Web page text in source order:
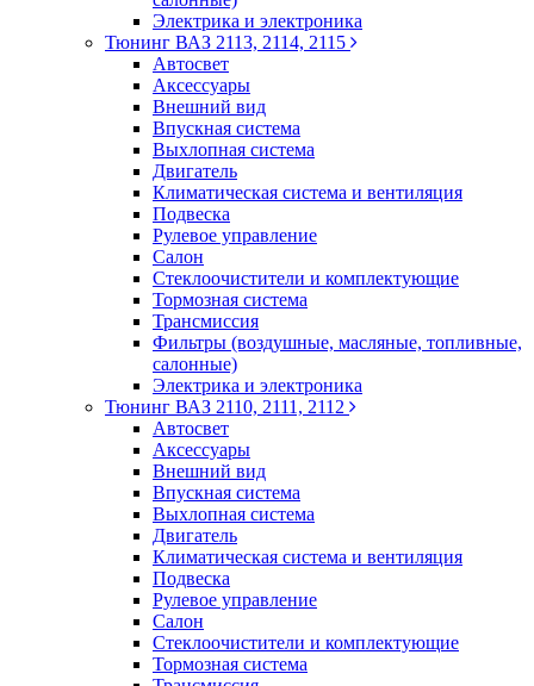
Электрика и электроника
Тюнинг ВАЗ 2113, 2114, 2115
Автосвет
Аксессуары
Внешний вид
Впускная система
Выхлопная система
Двигатель
Климатическая система и вентиляция
Подвеска
Рулевое управление
Салон
Стеклоочистители и комплектующие
Тормозная система
Трансмиссия
Фильтры (воздушные, масляные, топливные,
салонные)
Электрика и электроника
Тюнинг ВАЗ 2110, 2111, 2112
Автосвет
Аксессуары
Внешний вид
Впускная система
Выхлопная система
Двигатель
Климатическая система и вентиляция
Подвеска
Рулевое управление
Салон
Стеклоочистители и комплектующие
Тормозная система